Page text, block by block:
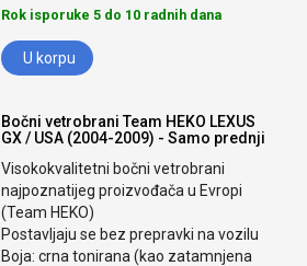
Rok isporuke 5 do 10 radnih dana
U korpu
Bočni vetrobrani Team HEKO LEXUS
GX / USA (2004-2009) - Samo prednji
Visokokvalitetni bočni vetrobrani
najpoznatijeg proizvođača u Evropi
(Team HEKO)
Postavljaju se bez prepravki na vozilu
Boja: crna tonirana (kao zatamnjena